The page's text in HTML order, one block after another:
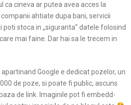
ca cineva ar putea avea acces la
ahtiate dupa bani, servicii
stoca in „siguranta” datele folosind
mai faine. Dar hai sa le trecem in
Google e dedicat pozelor, un
de poze, si poate fi public, ascuns
de link. Imaginile pot fi embedd-